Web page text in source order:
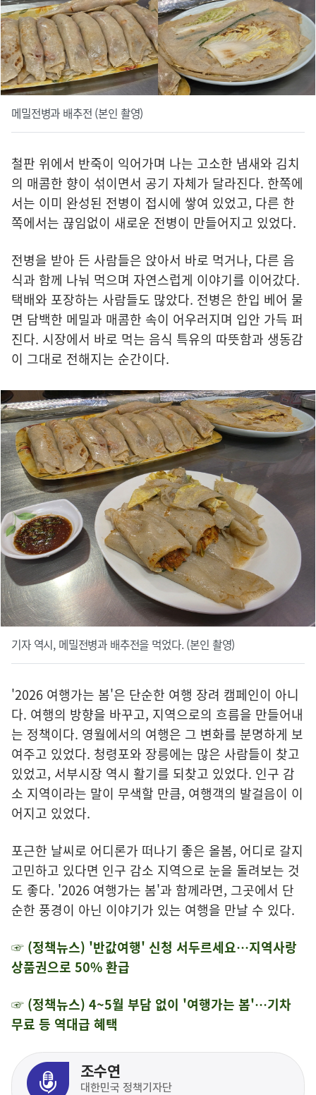
메밀전병과 배추전 (본인 촬영)
철판 위에서 반죽이 익어가며 나는 고소한 냄새와 김치
의 매콤한 향이 섞이면서 공기 자체가 달라진다. 한쪽에
서는 이미 완성된 전병이 접시에 쌓여 있었고, 다른 한
쪽에서는 끊임없이 새로운 전병이 만들어지고 있었다.
전병을 받아 든 사람들은 앉아서 바로 먹거나, 다른 음
식과 함께 나눠 먹으며 자연스럽게 이야기를 이어갔다.
택배와 포장하는 사람들도 많았다. 전병은 한입 베어 물
면 담백한 메밀과 매콤한 속이 어우러지며 입안 가득 퍼
진다. 시장에서 바로 먹는 음식 특유의 따뜻함과 생동감
이 그대로 전해지는 순간이다.
기자 역시, 메밀전병과 배추전을 먹었다. (본인 촬영)
'2026 여행가는 봄'은 단순한 여행 장려 캠페인이 아니
다. 여행의 방향을 바꾸고, 지역으로의 흐름을 만들어내
는 정책이다. 영월에서의 여행은 그 변화를 분명하게 보
여주고 있었다. 청령포와 장릉에는 많은 사람들이 찾고
있었고, 서부시장 역시 활기를 되찾고 있었다. 인구 감
소 지역이라는 말이 무색할 만큼, 여행객의 발걸음이 이
어지고 있었다.
포근한 날씨로 어디론가 떠나기 좋은 올봄, 어디로 갈지
고민하고 있다면 인구 감소 지역으로 눈을 돌려보는 것
도 좋다. '2026 여행가는 봄'과 함께라면, 그곳에서 단
순한 풍경이 아닌 이야기가 있는 여행을 만날 수 있다.
☞ (정책뉴스) '반값여행' 신청 서두르세요…지역사랑
상품권으로 50% 환급
☞ (정책뉴스) 4~5월 부담 없이 '여행가는 봄'…기차
무료 등 역대급 혜택
조수연
대한민국 정책기자단